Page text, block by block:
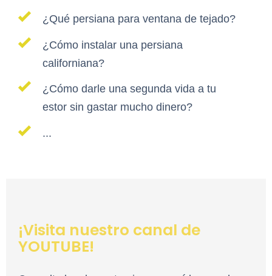
¿Qué persiana para ventana de tejado?
¿Cómo instalar una persiana
californiana?
¿Cómo darle una segunda vida a tu
estor sin gastar mucho dinero?
...
¡Visita nuestro canal de
YOUTUBE!